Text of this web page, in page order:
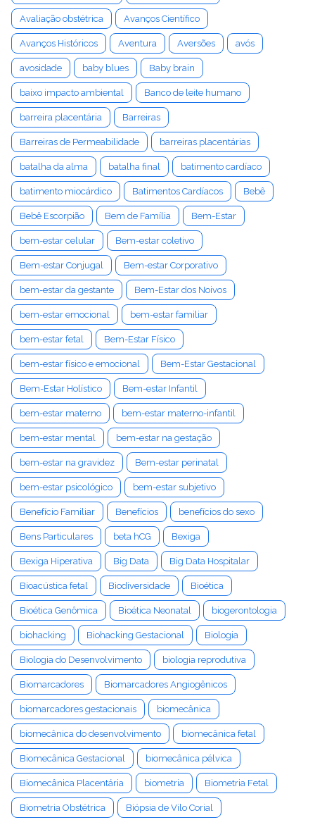
Avaliação obstétrica Avanços Científico
Avanços Históricos Aventura Aversões avós
avosidade baby blues Baby brain
baixo impacto ambiental Banco de leite humano
barreira placentária Barreiras
Barreiras de Permeabilidade barreiras placentárias
batalha da alma batalha final batimento cardíaco
batimento miocárdico Batimentos Cardíacos Bebê
Bebê Escorpião Bem de Família Bem-Estar
bem-estar celular Bem-estar coletivo
Bem-estar Conjugal Bem-estar Corporativo
bem-estar da gestante Bem-Estar dos Noivos
bem-estar emocional bem-estar familiar
bem-estar fetal Bem-Estar Físico
bem-estar físico e emocional Bem-Estar Gestacional
Bem-Estar Holístico Bem-estar Infantil
bem-estar materno bem-estar materno-infantil
bem-estar mental bem-estar na gestação
bem-estar na gravidez Bem-estar perinatal
bem-estar psicológico bem-estar subjetivo
Benefício Familiar Benefícios benefícios do sexo
Bens Particulares beta hCG Bexiga
Bexiga Hiperativa Big Data Big Data Hospitalar
Bioacústica fetal Biodiversidade Bioética
Bioética Genômica Bioética Neonatal biogerontologia
biohacking Biohacking Gestacional Biologia
Biologia do Desenvolvimento biologia reprodutiva
Biomarcadores Biomarcadores Angiogênicos
biomarcadores gestacionais biomecânica
biomecânica do desenvolvimento biomecânica fetal
Biomecânica Gestacional biomecânica pélvica
Biomecânica Placentária biometria Biometria Fetal
Biometria Obstétrica Biópsia de Vilo Corial